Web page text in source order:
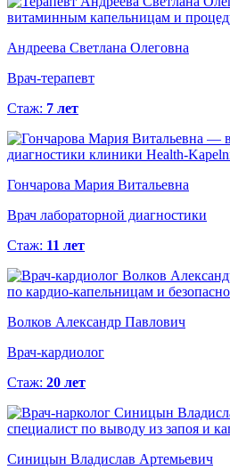
Андреева Светлана Олеговна
Врач-терапевт
Стаж: 7 лет
Гончарова Мария Витальевна
Врач лабораторной диагностики
Стаж: 11 лет
Волков Александр Павлович
Врач-кардиолог
Стаж: 20 лет
Синицын Владислав Артемьевич